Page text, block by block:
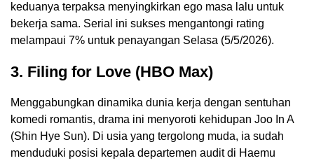
keduanya terpaksa menyingkirkan ego masa lalu untuk
bekerja sama. Serial ini sukses mengantongi rating
melampaui 7% untuk penayangan Selasa (5/5/2026).
3. Filing for Love (HBO Max)
Menggabungkan dinamika dunia kerja dengan sentuhan
komedi romantis, drama ini menyoroti kehidupan Joo In A
(Shin Hye Sun). Di usia yang tergolong muda, ia sudah
menduduki posisi kepala departemen audit di Haemu